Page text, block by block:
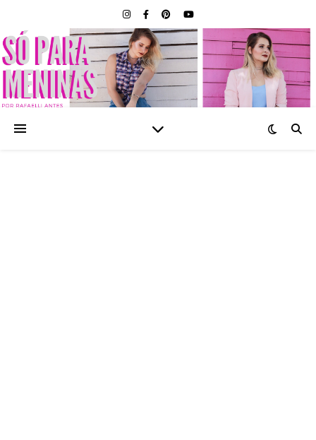
SÓ PARA MENINAS |
BLOG FEMININO POR
RAFAELLI ANTES